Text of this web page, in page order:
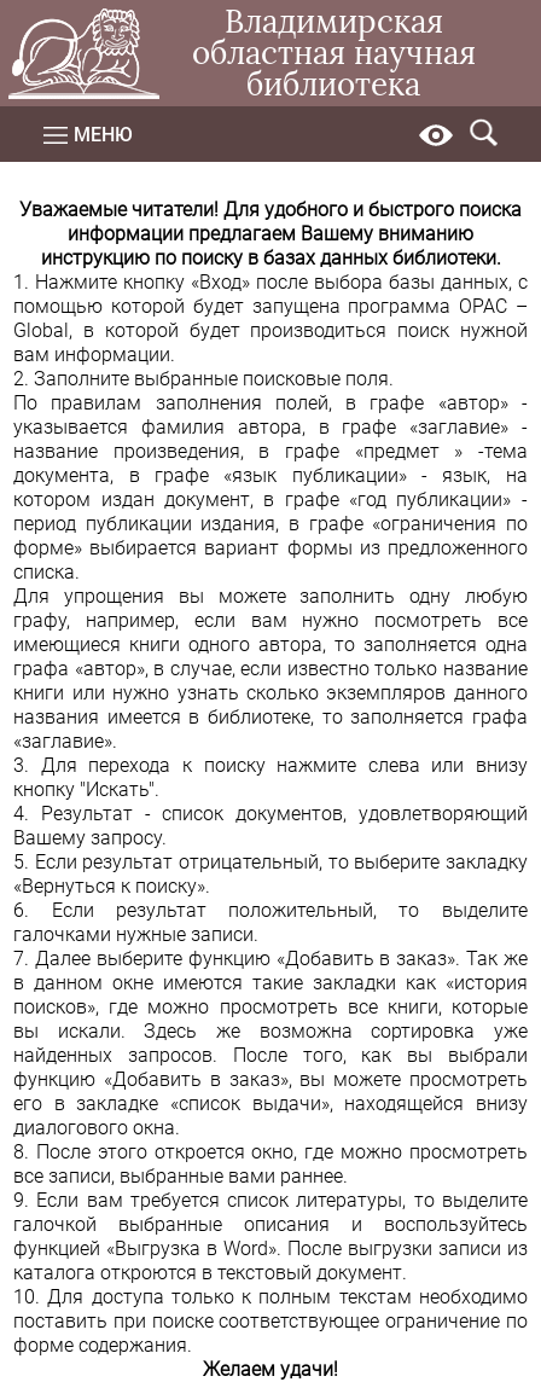
Владимирская
областная научная
библиотека
МЕНЮ
Уважаемые читатели! Для удобного и быстрого поиска
информации предлагаем Вашему вниманию
инструкцию по поиску в базах данных библиотеки.
1. Нажмите кнопку «Вход» после выбора базы данных, с
помощью которой будет запущена программа OPAC –
Global, в которой будет производиться поиск нужной
вам информации.
2. Заполните выбранные поисковые поля.
По правилам заполнения полей, в графе «автор» -
указывается фамилия автора, в графе «заглавие» -
название произведения, в графе «предмет » -тема
документа, в графе «язык публикации» - язык, на
котором издан документ, в графе «год публикации» -
период публикации издания, в графе «ограничения по
форме» выбирается вариант формы из предложенного
списка.
Для упрощения вы можете заполнить одну любую
графу, например, если вам нужно посмотреть все
имеющиеся книги одного автора, то заполняется одна
графа «автор», в случае, если известно только название
книги или нужно узнать сколько экземпляров данного
названия имеется в библиотеке, то заполняется графа
«заглавие».
3. Для перехода к поиску нажмите слева или внизу
кнопку "Искать".
4. Результат - список документов, удовлетворяющий
Вашему запросу.
5. Если результат отрицательный, то выберите закладку
«Вернуться к поиску».
6. Если результат положительный, то выделите
галочками нужные записи.
7. Далее выберите функцию «Добавить в заказ». Так же
в данном окне имеются такие закладки как «история
поисков», где можно просмотреть все книги, которые
вы искали. Здесь же возможна сортировка уже
найденных запросов. После того, как вы выбрали
функцию «Добавить в заказ», вы можете просмотреть
его в закладке «список выдачи», находящейся внизу
диалогового окна.
8. После этого откроется окно, где можно просмотреть
все записи, выбранные вами раннее.
9. Если вам требуется список литературы, то выделите
галочкой выбранные описания и воспользуйтесь
функцией «Выгрузка в Word». После выгрузки записи из
каталога откроются в текстовый документ.
10. Для доступа только к полным текстам необходимо
поставить при поиске соответствующее ограничение по
форме содержания.
Желаем удачи!